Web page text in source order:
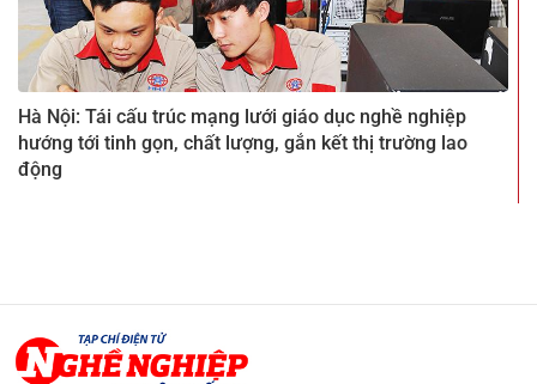
Hà Nội: Tái cấu trúc mạng lưới giáo dục nghề nghiệp
hướng tới tinh gọn, chất lượng, gắn kết thị trường lao
động